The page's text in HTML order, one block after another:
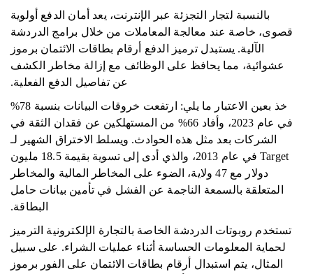
بالنسبة لتجار التجزئة عبر الإنترنت، يعد أمان الدفع أولوية
قصوى، خاصة عند معالجة المعاملات من خلال برامج الدردشة
الآلية. يستبدل ترميز الدفع أرقام بطاقات الائتمان برموز
عشوائية، مما يحافظ على الوظائف مع إزالة مخاطر الكشف
عن تفاصيل الدفع الفعلية.
خذ بعين الاعتبار ما يلي: ارتفعت خروقات البيانات بنسبة 78%
في عام 2023، وأفاد 66% من المستهلكين عن فقدان الثقة في
الشركات بعد مثل هذه الحوادث. ويسلط الاختراق الشهير لـ
Target في عام 2013، والذي أدى إلى تسوية بقيمة 18.5 مليون
دولار مع 47 ولاية، الضوء على المخاطر المالية والمخاطر
المتعلقة بالسمعة الناجمة عن الفشل في تأمين بيانات حامل
البطاقة.
تستخدم روبوتات الدردشة الخاصة بالتجارة الإلكترونية الترميز
لحماية المعلومات الحساسة أثناء عمليات الشراء. على سبيل
المثال، يتم استبدال أرقام بطاقات الائتمان على الفور برموز